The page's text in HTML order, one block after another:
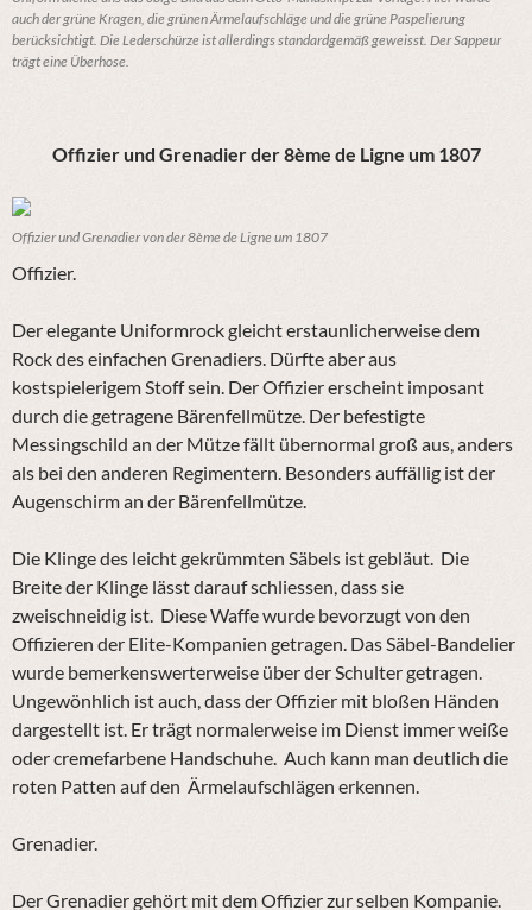
auch der grüne Kragen, die grünen Ärmelaufschläge und die grüne Paspelierung
berücksichtigt. Die Lederschürze ist allerdings standardgemäß geweisst. Der Sappeur
trägt eine Überhose.
Offizier und Grenadier der 8ème de Ligne um 1807
Offizier und Grenadier von der 8ème de Ligne um 1807
Offizier.
Der elegante Uniformrock gleicht erstaunlicherweise dem
Rock des einfachen Grenadiers. Dürfte aber aus
kostspielerigem Stoff sein. Der Offizier erscheint imposant
durch die getragene Bärenfellmütze. Der befestigte
Messingschild an der Mütze fällt übernormal groß aus, anders
als bei den anderen Regimentern. Besonders auffällig ist der
Augenschirm an der Bärenfellmütze.
Die Klinge des leicht gekrümmten Säbels ist gebläut. Die
Breite der Klinge lässt darauf schliessen, dass sie
zweischneidig ist. Diese Waffe wurde bevorzugt von den
Offizieren der Elite-Kompanien getragen. Das Säbel-Bandelier
wurde bemerkenswerterweise über der Schulter getragen.
Ungewönhlich ist auch, dass der Offizier mit bloßen Händen
dargestellt ist. Er trägt normalerweise im Dienst immer weiße
oder cremefarbene Handschuhe. Auch kann man deutlich die
roten Patten auf den Ärmelaufschlägen erkennen.
Grenadier.
Der Grenadier gehört mit dem Offizier zur selben Kompanie.